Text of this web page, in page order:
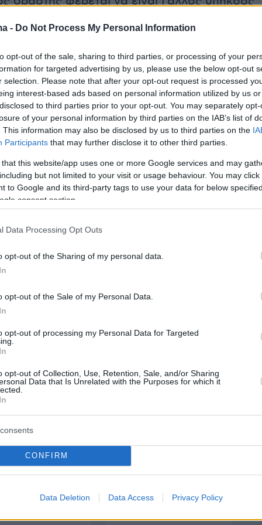
- Do Not Process My Personal Information
opt-out of the sale, sharing to third parties, or processing of your
for targeted advertising by us, please use the below opt-out
selection. Please note that after your opt-out request is processed
interest-based ads based on personal information utilized by us
to third parties prior to your opt-out. You may separately
of your personal information by third parties on the IAB’s list of
This information may also be disclosed by us to third parties on the
Participants that may further disclose it to other third parties.
that this website/app uses one or more Google services and may
but not limited to your visit or usage behaviour. You may
to Google and its third-party tags to use your data for below
consent section.
Data Processing Opt Outs
opt-out of the Sharing of my personal data.
opt-out of the Sale of my Personal Data.
opt-out of processing my Personal Data for Targeted
opt-out of Collection, Use, Retention, Sale, and/or Sharing
Data that Is Unrelated with the Purposes for which it
CONFIRM
Data Deletion Data Access Privacy Policy
δοθεί επίσημα στοιχεία στη
καθώς η έρευνα βρίσκεται σε εξέλιξη. Οι
ήδη υλικό από κάμερες ασφαλείας,
ιατροδικαστικά ευρήματα.
ΙΧ στην Κάντζα, τραυματίστηκε
- Δείτε βίντεο και φωτογραφίες
ξανά γιατί οι σύντροφοί μου ήθελαν να
στις συνομιλίες στην
ο Λαβρόφ, λέει ρωσική εφημερίδα
ΣΧΟΛΙΟΥ